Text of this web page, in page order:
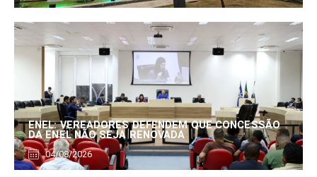
ENEL: VEREADORES DEFENDEM QUE CONCESSÃO
DA ENEL NÃO SEJA RENOVADA
04/08/2026